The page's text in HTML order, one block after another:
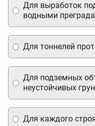
Для тоннелей
Для каждого
Для подземных
неустойчивых
Для выработок
водными